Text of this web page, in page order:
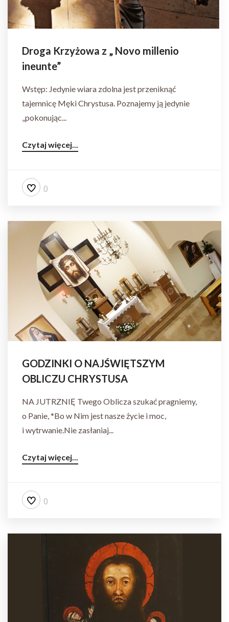
Droga Krzyżowa z „ Novo millenio
ineunte”
Wstęp: Jedynie wiara zdolna jest przeniknąć
tajemnicę Męki Chrystusa. Poznajemy ją jedynie
„pokonując...
Czytaj więcej...
0
GODZINKI O NAJŚWIĘTSZYM
OBLICZU CHRYSTUSA
NA JUTRZNIĘ Twego Oblicza szukać pragniemy,
o Panie, *Bo w Nim jest nasze życie i moc,
i wytrwanie.Nie zasłaniaj...
Czytaj więcej...
0